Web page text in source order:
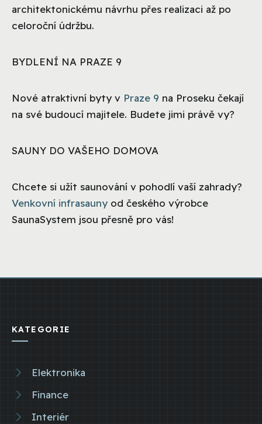
architektonickému návrhu přes realizaci až po
celoroční údržbu.
BYDLENÍ NA PRAZE 9
Nové atraktivní byty v Praze 9 na Proseku čekají
na své budoucí majitele. Budete jimi právě vy?
SAUNY DO VAŠEHO DOMOVA
Chcete si užít saunování v pohodlí vaší zahrady?
Venkovní infrasauny od českého výrobce
SaunaSystem jsou přesně pro vás!
KATEGORIE
Elektronika
Finance
Interiér